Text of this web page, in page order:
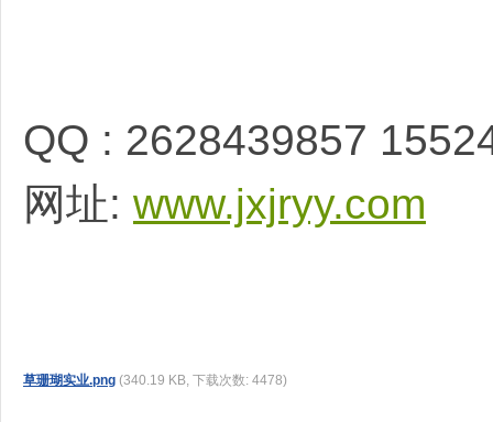
QQ : 2628439857
网址: www.jxjryy.com
草珊瑚实业.png (340.19 KB, 下载次数: 4478)